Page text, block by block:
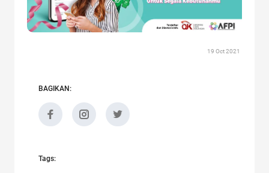
19 Oct 2021
BAGIKAN:
Tags: